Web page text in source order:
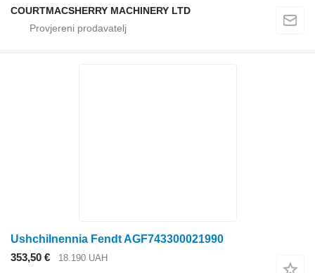
COURTMACSHERRY MACHINERY LTD
Ushchilnennia Fendt AGF743300021990
353,50 €
18.190 UAH